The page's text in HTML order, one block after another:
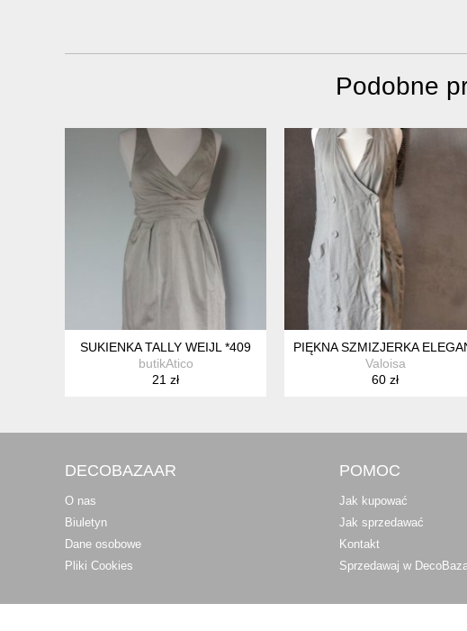
Podobne
SUKIENKA TALLY WEIJL *409
butikAtico
21 zł
PIĘKNA SZMIZJERKA
Valoisa
60 zł
DECOBAZAAR
O nas
Biuletyn
Dane osobowe
Pliki Cookies
POMOC
Jak kupować
Jak sprzedawać
Kontakt
Sprzedawaj w